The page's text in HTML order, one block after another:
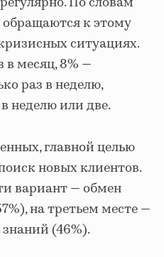
обращаются к этому
ситуациях.
в месяц, 8% —
раз в неделю,
неделю или две.
главной целью
новых клиентов.
вариант — обмен
на третьем месте —
(46%).